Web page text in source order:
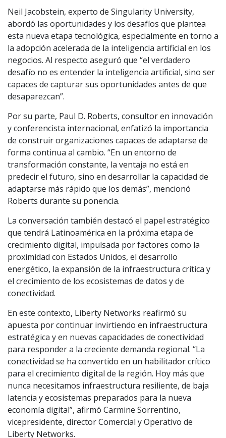
Neil Jacobstein, experto de Singularity University,
abordó las oportunidades y los desafíos que plantea
esta nueva etapa tecnológica, especialmente en torno a
la adopción acelerada de la inteligencia artificial en los
negocios. Al respecto aseguró que “el verdadero
desafío no es entender la inteligencia artificial, sino ser
capaces de capturar sus oportunidades antes de que
desaparezcan”.
Por su parte, Paul D. Roberts, consultor en innovación
y conferencista internacional, enfatizó la importancia
de construir organizaciones capaces de adaptarse de
forma continua al cambio. “En un entorno de
transformación constante, la ventaja no está en
predecir el futuro, sino en desarrollar la capacidad de
adaptarse más rápido que los demás”, mencionó
Roberts durante su ponencia.
La conversación también destacó el papel estratégico
que tendrá Latinoamérica en la próxima etapa de
crecimiento digital, impulsada por factores como la
proximidad con Estados Unidos, el desarrollo
energético, la expansión de la infraestructura crítica y
el crecimiento de los ecosistemas de datos y de
conectividad.
En este contexto, Liberty Networks reafirmó su
apuesta por continuar invirtiendo en infraestructura
estratégica y en nuevas capacidades de conectividad
para responder a la creciente demanda regional. “La
conectividad se ha convertido en un habilitador crítico
para el crecimiento digital de la región. Hoy más que
nunca necesitamos infraestructura resiliente, de baja
latencia y ecosistemas preparados para la nueva
economía digital”, afirmó Carmine Sorrentino,
vicepresidente, director Comercial y Operativo de
Liberty Networks.